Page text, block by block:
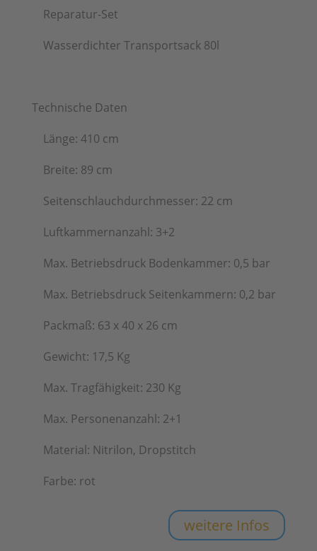
Reparatur-Set
Wasserdichter Transportsack 80l
Technische Daten
Länge: 410 cm
Breite: 89 cm
Seitenschlauchdurchmesser: 22 cm
Luftkammernanzahl: 3+2
Max. Betriebsdruck Bodenkammer: 0,5 bar
Max. Betriebsdruck Seitenkammern: 0,2 bar
Packmaß: 63 x 40 x 26 cm
Gewicht: 17,5 Kg
Max. Tragfähigkeit: 230 Kg
Max. Personenanzahl: 2+1
Material: Nitrilon, Dropstitch
Farbe: rot
weitere Infos